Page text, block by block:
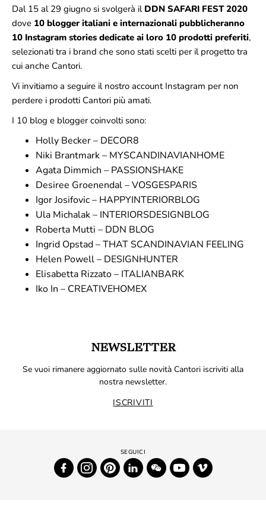
Dal 15 al 29 giugno si svolgerà il DDN SAFARI FEST 2020
dove 10 blogger italiani e internazionali pubblicheranno
10 Instagram stories dedicate ai loro 10 prodotti preferiti,
selezionati tra i brand che sono stati scelti per il progetto tra
cui anche Cantori.
Vi invitiamo a seguire il nostro account Instagram per non
perdere i prodotti Cantori più amati.
I 10 blog e blogger coinvolti sono:
Holly Becker – DECOR8
Niki Brantmark – MYSCANDINAVIANHOME
Agata Dimmich – PASSIONSHAKE
Desiree Groenendal –VOSGESPARIS
Igor Josifovic – HAPPYINTERIORBLOG
Ula Michalak – INTERIORSDESIGNBLOG
Roberta Mutti – DDN BLOG
Ingrid Opstad –THAT SCANDINAVIAN FEELING
Helen Powell – DESIGNHUNTER
Elisabetta Rizzato – ITALIANBARK
Iko In – CREATIVEHOMEX
NEWSLETTER
Se vuoi rimanere aggiornato sulle novità Cantori iscriviti alla
nostra newsletter.
ISCRIVITI